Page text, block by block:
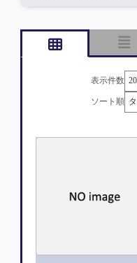
表示件数
ソート順